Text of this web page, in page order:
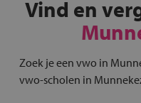
Vind en
Zoek je een vwo in
vwo-scholen in